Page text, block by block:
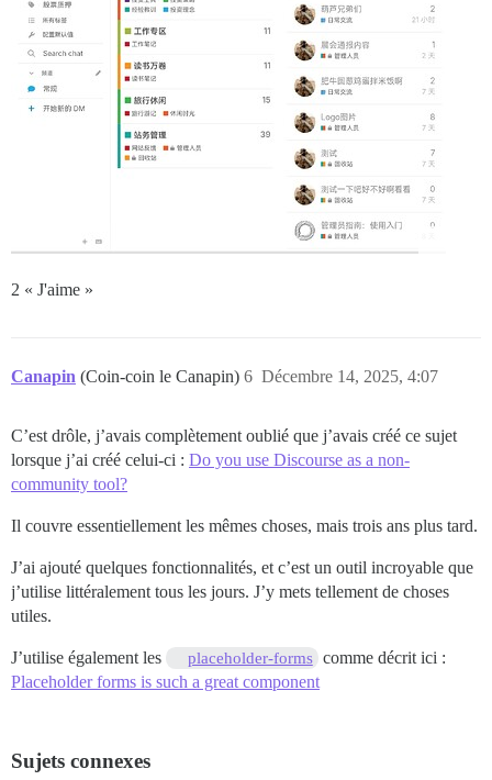
2 « J'aime »
Canapin (Coin-coin le Canapin) Décembre 14, 2025, 4:07
6
C’est drôle, j’avais complètement oublié que j’avais créé ce sujet
lorsque j’ai créé celui-ci : Do you use Discourse as a non-
community tool?
Il couvre essentiellement les mêmes choses, mais trois ans plus tard.
J’ai ajouté quelques fonctionnalités, et c’est un outil incroyable que
j’utilise littéralement tous les jours. J’y mets tellement de choses
utiles.
J’utilise également les placeholder-forms comme décrit ici :
Placeholder forms is such a great component
Sujets connexes